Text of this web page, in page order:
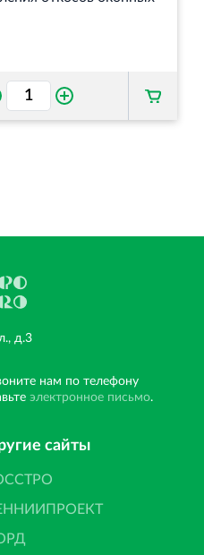
д.3
нам по телефону
электронное письмо.
сайты